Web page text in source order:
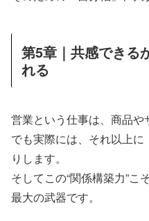
第5章｜共感できる
れる
営業という仕事は、商品
でも実際には、それ以上に
りします。
そしてこの“関係構築力”
最大の武器です。